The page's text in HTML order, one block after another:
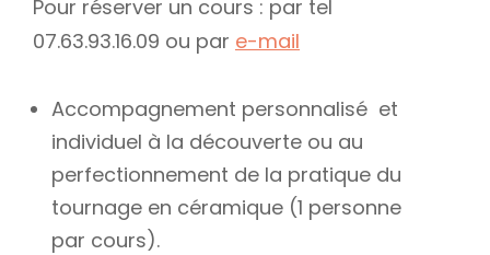
Pour réserver un cours : par tel
07.63.93.16.09 ou par e-mail
Accompagnement personnalisé et
individuel à la découverte ou au
perfectionnement de la pratique du
tournage en céramique (1 personne
par cours).